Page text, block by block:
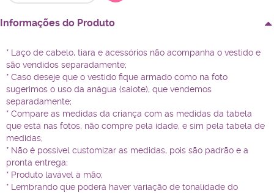
Informações do Produto
* Laço de cabelo, tiara e acessórios não acompanha o vestido e
são vendidos separadamente;
* Caso deseje que o vestido fique armado como na foto
sugerimos o uso da anágua (saiote), que vendemos
separadamente;
* Compare as medidas da criança com as medidas da tabela
que está nas fotos, não compre pela idade, e sim pela tabela de
medidas;
* Não é possível customizar as medidas, pois são padrão e a
pronta entrega;
* Produto lavável à mão;
* Lembrando que poderá haver variação de tonalidade do